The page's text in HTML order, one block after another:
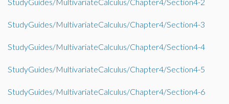
StudyGuides/MultivariateCalculus/Chapter4/Section4-3
StudyGuides/MultivariateCalculus/Chapter4/Section4-4
StudyGuides/MultivariateCalculus/Chapter4/Section4-5
StudyGuides/MultivariateCalculus/Chapter4/Section4-6